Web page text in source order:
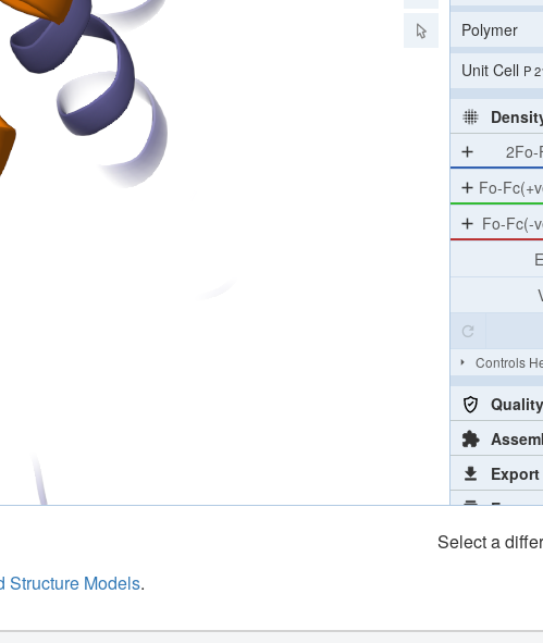
Polymer
Unit Cell P
Fo-
Fo-Fc(-
Controls
Export
Structure Models.
Select a